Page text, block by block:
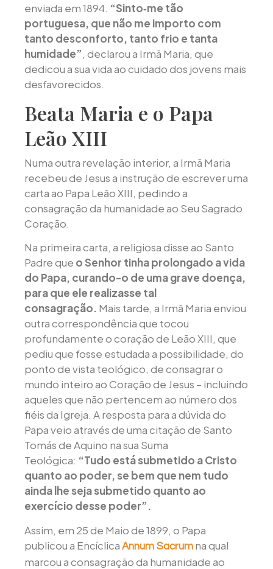
enviada em 1894. “Sinto‑me tão
portuguesa, que não me importo com
tanto desconforto, tanto frio e tanta
humidade”, declarou a Irmã Maria, que
dedicou a sua vida ao cuidado dos jovens mais
desfavorecidos.
Beata Maria e o Papa
Leão XIII
Numa outra revelação interior, a Irmã Maria
recebeu de Jesus a instrução de escrever uma
carta ao Papa Leão XIII, pedindo a
consagração da humanidade ao Seu Sagrado
Coração.
Na primeira carta, a religiosa disse ao Santo
Padre que o Senhor tinha prolongado a vida
do Papa, curando-o de uma grave doença,
para que ele realizasse tal
consagração. Mais tarde, a Irmã Maria enviou
outra correspondência que tocou
profundamente o coração de Leão XIII, que
pediu que fosse estudada a possibilidade, do
ponto de vista teológico, de consagrar o
mundo inteiro ao Coração de Jesus – incluindo
aqueles que não pertencem ao número dos
fiéis da Igreja. A resposta para a dúvida do
Papa veio através de uma citação de Santo
Tomás de Aquino na sua Suma
Teológica: “Tudo está submetido a Cristo
quanto ao poder, se bem que nem tudo
ainda lhe seja submetido quanto ao
exercício desse poder”.
Assim, em 25 de Maio de 1899, o Papa
publicou a Encíclica Annum Sacrum na qual
marcou a consagração da humanidade ao